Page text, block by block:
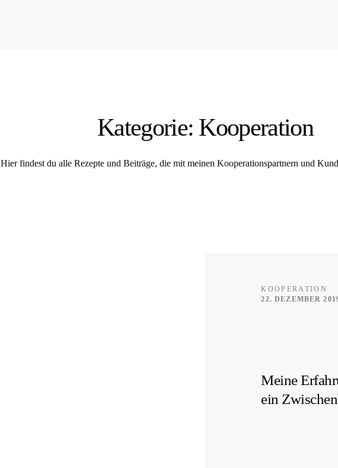
Kategorie: Kooperation
Hier findest du alle Rezepte und Beiträge, die mit meinen Kooperationspartnern und
KOOPERATION
22. DEZEMBER
Meine
ein